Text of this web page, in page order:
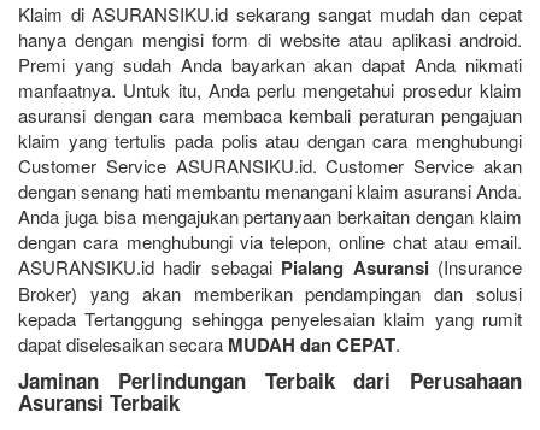
Klaim di ASURANSIKU.id sekarang sangat mudah dan cepat
hanya dengan mengisi form di website atau aplikasi android.
Premi yang sudah Anda bayarkan akan dapat Anda nikmati
manfaatnya. Untuk itu, Anda perlu mengetahui prosedur klaim
asuransi dengan cara membaca kembali peraturan pengajuan
klaim yang tertulis pada polis atau dengan cara menghubungi
Customer Service ASURANSIKU.id. Customer Service akan
dengan senang hati membantu menangani klaim asuransi Anda.
Anda juga bisa mengajukan pertanyaan berkaitan dengan klaim
dengan cara menghubungi via telepon, online chat atau email.
ASURANSIKU.id hadir sebagai Pialang Asuransi (Insurance
Broker) yang akan memberikan pendampingan dan solusi
kepada Tertanggung sehingga penyelesaian klaim yang rumit
dapat diselesaikan secara MUDAH dan CEPAT.
Jaminan Perlindungan Terbaik dari Perusahaan
Asuransi Terbaik